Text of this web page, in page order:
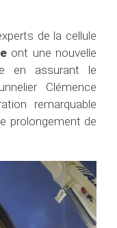
de la cellule
ont une nouvelle
en assurant le
Clémence
remarquable
prolongement de